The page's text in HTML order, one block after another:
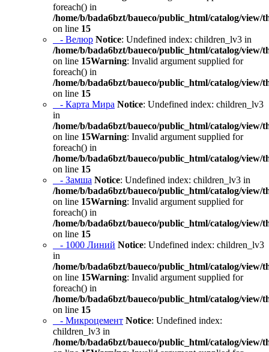
foreach() in
/home/b/bada6bzt/baueco/public_html/catalog/view/
on line 15
- Велюр Notice: Undefined index: children_lv3 in
/home/b/bada6bzt/baueco/public_html/catalog/view/
on line 15Warning: Invalid argument supplied for
foreach() in
/home/b/bada6bzt/baueco/public_html/catalog/view/
on line 15
- Карта Мира Notice: Undefined index: children_lv3
in
/home/b/bada6bzt/baueco/public_html/catalog/view/
on line 15Warning: Invalid argument supplied for
foreach() in
/home/b/bada6bzt/baueco/public_html/catalog/view/
on line 15
- Замша Notice: Undefined index: children_lv3 in
/home/b/bada6bzt/baueco/public_html/catalog/view/
on line 15Warning: Invalid argument supplied for
foreach() in
/home/b/bada6bzt/baueco/public_html/catalog/view/
on line 15
- 1000 Линий Notice: Undefined index: children_lv3
in
/home/b/bada6bzt/baueco/public_html/catalog/view/
on line 15Warning: Invalid argument supplied for
foreach() in
/home/b/bada6bzt/baueco/public_html/catalog/view/
on line 15
- Микроцемент Notice: Undefined index:
children_lv3 in
/home/b/bada6bzt/baueco/public_html/catalog/view/